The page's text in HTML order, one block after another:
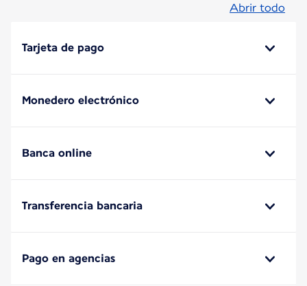
Abrir todo
Tarjeta de pago
Monedero electrónico
Banca online
Transferencia bancaria
Pago en agencias